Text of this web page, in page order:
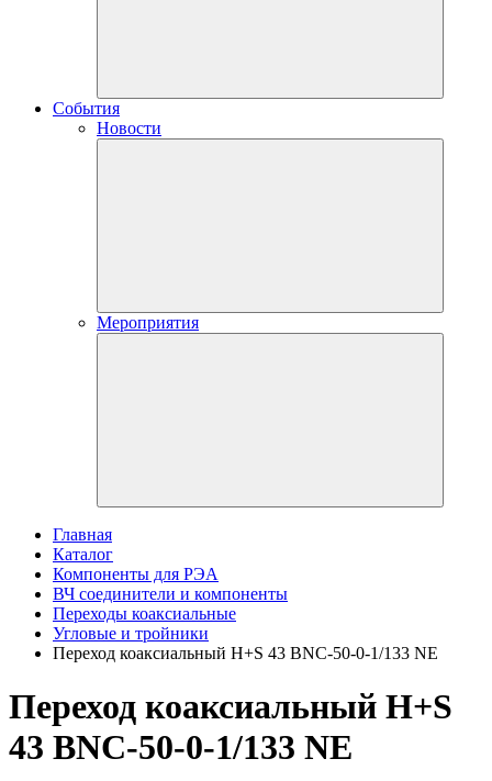
События
Новости
Мероприятия
Главная
Каталог
Компоненты для РЭА
ВЧ соединители и компоненты
Переходы коаксиальные
Угловые и тройники
Переход коаксиальный H+S 43 BNC-50-0-1/133 NE
Переход коаксиальный H+S
43 BNC-50-0-1/133 NE